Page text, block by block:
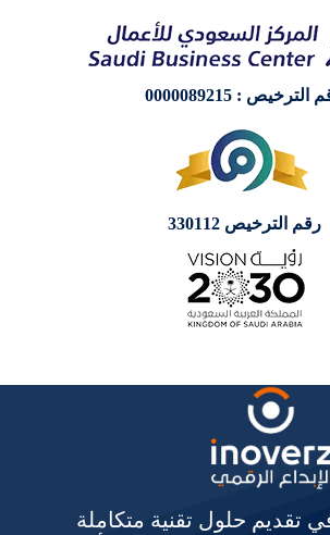
الترخيص : 0000089215
رقم الترخيص 330112
تقديم حلول تقنية متكاملة